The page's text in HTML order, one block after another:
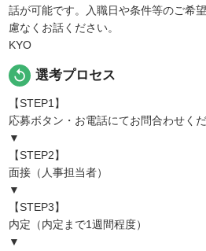
話が可能です。入職日や条件等のご希
慮なくお話ください。
KYO
replay 選考プロセス
【STEP1】
応募ボタン・お電話にてお問合わせくだ
▼
【STEP2】
面接（人事担当者）
▼
【STEP3】
内定（内定まで1週間程度）
▼